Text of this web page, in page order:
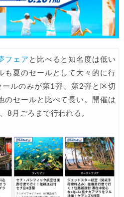
フェア と比べると知名度は低い
も夏のセールとして大々的に行
ルのみが第1弾、第2弾と区切
のセールと比べて長い。開催は
8月ごろまで行われる。